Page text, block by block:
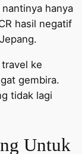
hanya
hasil negatif
ke
gembira.
tidak lagi
Untuk